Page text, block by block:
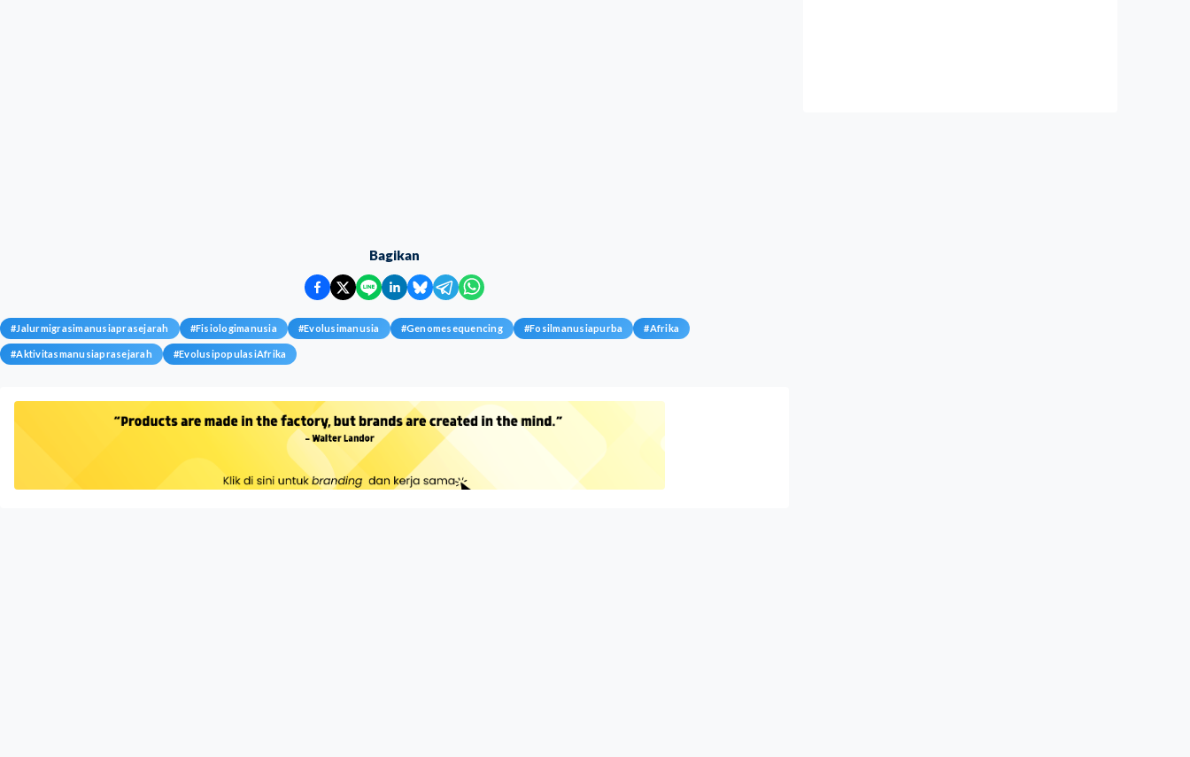
Bagikan
#Jalurmigrasimanusiaprasejarah #Fisiologimanusia #Evolusimanusia #Genomesequencing #Fosilmanusiapurba #Afrika
#Aktivitasmanusiaprasejarah #EvolusipopulasiAfrika